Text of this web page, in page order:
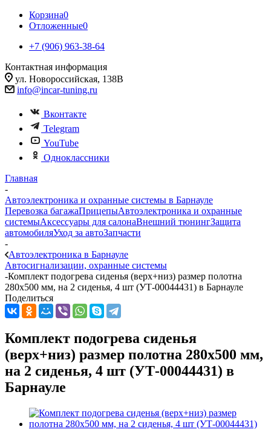
Корзина0
Отложенные0
+7 (906) 963-38-64
Контактная информация
ул. Новороссийская, 138В
info@incar-tuning.ru
Вконтакте
Telegram
YouTube
Одноклассники
Главная
-
Автоэлектроника и охранные системы в Барнауле
Перевозка багажаПрицепыАвтоэлектроника и охранные
системыАксессуары для салонаВнешний тюнингЗащита
автомобиляУход за автоЗапчасти
-
Автоэлектроника в Барнауле
Автосигнализации, охранные системы
-Комплект подогрева сиденья (верх+низ) размер полотна
280х500 мм, на 2 сиденья, 4 шт (УТ-00044431) в Барнауле
Поделиться
Комплект подогрева сиденья
(верх+низ) размер полотна 280х500 мм,
на 2 сиденья, 4 шт (УТ-00044431) в
Барнауле